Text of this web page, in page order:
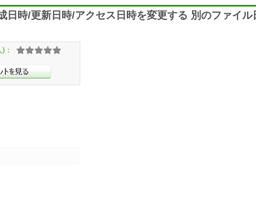
日時/更新日時/アクセス日時を変更する 別のファイル
)：